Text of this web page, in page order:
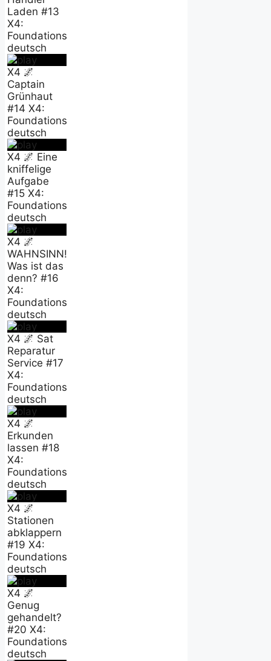
Laden #13
X4:
Foundations
deutsch
X4 🌌
Captain
Grünhaut
#14 X4:
Foundations
deutsch
X4 🌌 Eine
kniffelige
Aufgabe
#15 X4:
Foundations
deutsch
X4 🌌
WAHNSINN!
Was ist das
denn? #16
X4:
Foundations
deutsch
X4 🌌 Sat
Reparatur
Service #17
X4:
Foundations
deutsch
X4 🌌
Erkunden
lassen #18
X4:
Foundations
deutsch
X4 🌌
Stationen
abklappern
#19 X4:
Foundations
deutsch
X4 🌌
Genug
gehandelt?
#20 X4:
Foundations
deutsch